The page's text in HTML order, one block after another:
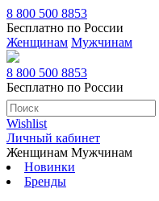
8 800 500 8853
Бесплатно по России
Женщинам Мужчинам
8 800 500 8853
Бесплатно по России
Wishlist
Личный кабинет
Женщинам Мужчинам
Новинки
Бренды